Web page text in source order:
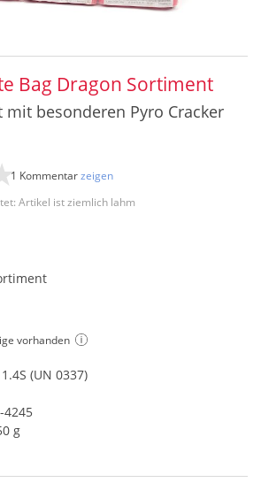
Bag Dragon Sortiment
besonderen Pyro Cracker
Artikel ist ziemlich lahm
1 Kommentarzeigen
vorhanden
(UN 0337)
4245
g